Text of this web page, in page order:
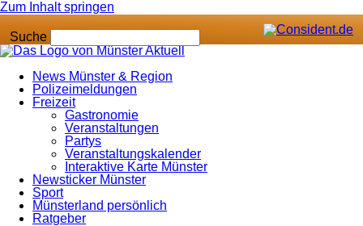
Zum Inhalt springen
Suche
News Münster & Region
Polizeimeldungen
Freizeit
Gastronomie
Veranstaltungen
Partys
Veranstaltungskalender
Interaktive Karte Münster
Newsticker Münster
Sport
Münsterland persönlich
Ratgeber